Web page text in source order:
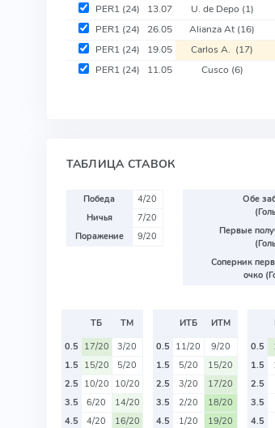
PER1 (24) 13.07 U. de Depo (1)
PER1 (24) 26.05 Alianza At (16)
PER1 (24) 19.05 Carlos A. (17)
PER1 (24) 11.05 Cusco (6)
ТАБЛИЦА СТАВОК
Победа
4/20
Ничья
7/20
Поражение
9/20
Обе
Первые
Соперник
очко
ТБ
ТМ
0.5 17/20
3/20
1.5 15/20
5/20
2.5 10/20 10/20
3.5
6/20
14/20
4.5
4/20
16/20
ИТБ
ИТМ
0.5 11/20
9/20
1.5
5/20
15/20
2.5
3/20
17/20
3.5
2/20
18/20
4.5
1/20
19/20
0.5
1.5
2.5
3.5
4.5